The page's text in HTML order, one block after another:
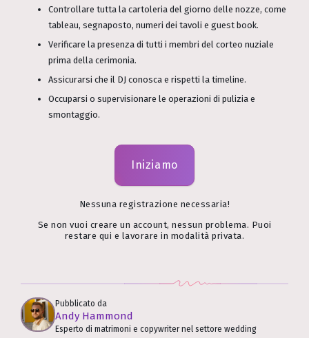
Controllare tutta la cartoleria del giorno delle nozze, come
tableau, segnaposto, numeri dei tavoli e guest book.
Verificare la presenza di tutti i membri del corteo nuziale
prima della cerimonia.
Assicurarsi che il DJ conosca e rispetti la timeline.
Occuparsi o supervisionare le operazioni di pulizia e
smontaggio.
Iniziamo
Nessuna registrazione necessaria!
Se non vuoi creare un account, nessun problema. Puoi
restare qui e lavorare in modalità privata.
Pubblicato da
Andy Hammond
Esperto di matrimoni e copywriter nel settore wedding